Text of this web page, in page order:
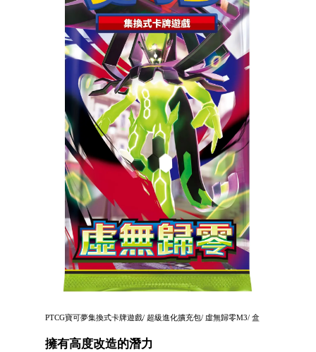
PTCG寶可夢集換式卡牌遊戲/ 超級進化擴充包/ 虛無歸零M3/ 盒
擁有高度改造的潛力